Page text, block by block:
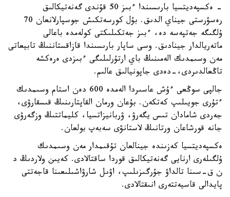
- ەكسپەديتسيا بارىسىندا ءبىز 50 قۇندى گەنەتيكالىق
رەسۋرستى جيناي الدىق. بۇل كورسەتكىش جوسپارلانعان 70
ۇلگىگە جەتپەسە دە، ءبىز جەتكىلىكتى كولەمدە باعالى
ماتەريالدار جينادىق. وسى ساپار بارىسىندا قازاقستاننىڭ تابيعاتى
مەن وسىمدىك الەمىنىڭ باي ارتۇرلىلىگى ءبىزدى ەرەكشە
تاڭعالدىردى،-دەدى جاپونيالىق عالىم.
جالپى سوڭعى ءۇش عاسىردا الەمدە 600 دەن استام وسىمدىك
ءتۇرى جويىلىپ كەتكەن. بۇعان ورمان القاپتارىنىڭ قىسقارۋى،
جەردى شامادان تىس يگەرۋ، ۋربانيزاتسيا، كليماتتىڭ وزگەرۋى
جانە قورشاعان ورتانىڭ لاستانۋى سەبەپ بولعان.
ەكسپەديتسيا كەزىندە جينالعان تۇقىمدار مەن وسىمدىك
ۇلگىلەرى ارنايى گەنەتيكالىق قوردا ساقتالادى. كەيىن ولاردىڭ د
ن ق-سىنا تالداۋ جۇرگىزىلىپ، اۋىل شارۋاشىلىعىنا قاجەتتى
پايدالى قاسيەتتەرى انىقتالادى.